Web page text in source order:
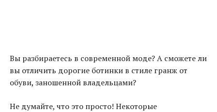
Вы разбираетесь в современной моде? А сможете ли
вы отличить дорогие ботинки в стиле гранж от
обуви, заношенной владельцами?
Не думайте, что это просто! Некоторые